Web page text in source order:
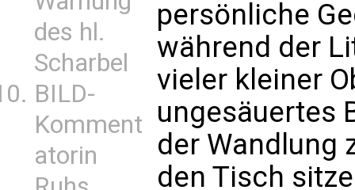
des hl.
Scharbel
BILD-
Komment
atorin
persönliche
während der
vieler kleiner
ungesäuertes
der Wandlung
den Tisch